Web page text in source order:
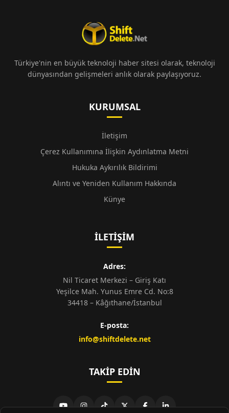
Türkiye'nin en büyük teknoloji haber sitesi olarak, teknoloji
dünyasından gelişmeleri anlık olarak paylaşıyoruz.
KURUMSAL
İletişim
Çerez Kullanımına İlişkin Aydınlatma Metni
Hukuka Aykırılık Bildirimi
Alıntı ve Yeniden Kullanım Hakkında
Künye
İLETIŞIM
Adres:
Nil Ticaret Merkezi – Giriş Katı
Yeşilce Mah. Yunus Emre Cd. No:8
34418 – Kâğıthane/İstanbul
E-posta:
info@shiftdelete.net
TAKIP EDIN